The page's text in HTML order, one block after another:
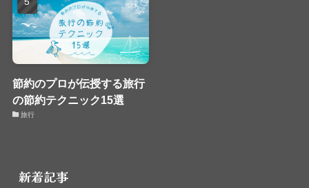
節約のプロが伝授する旅行
の節約テクニック15選
旅行
新着記事